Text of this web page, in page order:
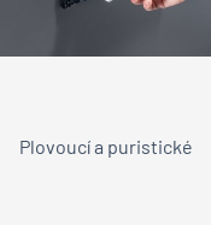
Plovoucí a puristické